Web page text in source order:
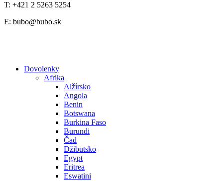
T: +421 2 5263 5254
E: bubo@bubo.sk
Dovolenky
Afrika
Alžírsko
Angola
Benin
Botswana
Burkina Faso
Burundi
Čad
Džibutsko
Egypt
Eritrea
Eswatini